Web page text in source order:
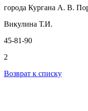
города Кургана А. В.
Викулина Т.И.
45-81-90
2
Возврат к списку